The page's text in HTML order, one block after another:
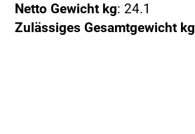
Netto Gewicht kg: 24.1
Zulässiges Gesamtgewicht kg